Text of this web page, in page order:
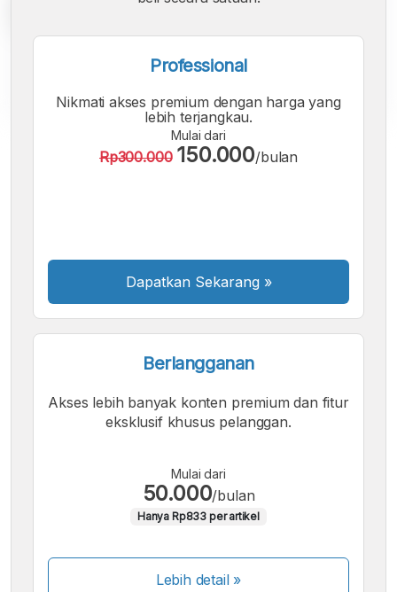
Font
A
Font
A
Font
Professional
Nikmati akses premium dengan harga yang
lebih terjangkau.
Mulai dari
Rp300.000 150.000/bulan
Dapatkan Sekarang »
Berlangganan
Akses lebih banyak konten premium dan fitur
eksklusif khusus pelanggan.
Mulai dari
50.000/bulan
Hanya Rp833 per artikel
Lebih detail »